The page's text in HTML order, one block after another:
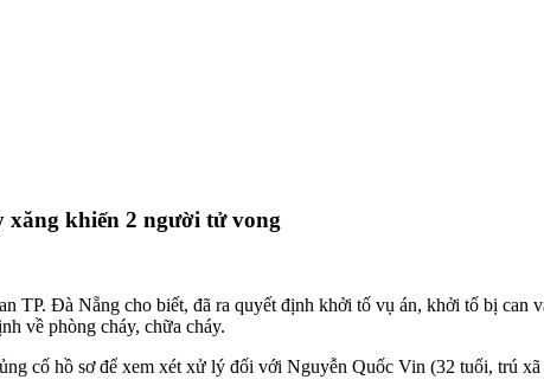
khiến 2 người tử vong
TP. Đà Nẵng cho biết, đã ra quyết định khởi tố vụ án, khởi tố bị
về phòng cháy, chữa cháy.
cố hồ sơ để xem xét xử lý đối với Nguyễn Quốc Vin (32 tuổi, trú